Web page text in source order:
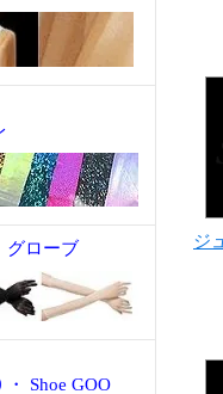
ローブ
Shoe GOO
ジ